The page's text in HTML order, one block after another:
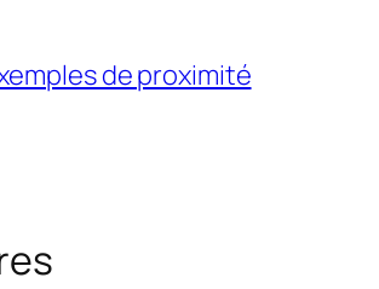
de proximité